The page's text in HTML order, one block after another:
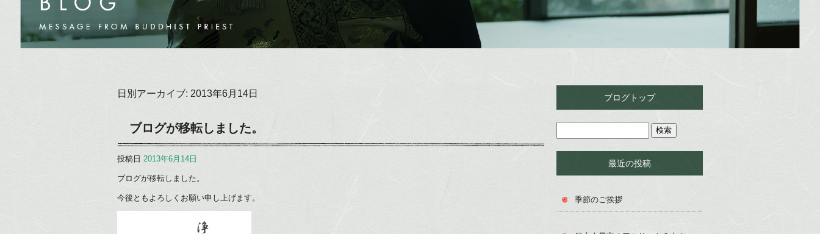
日別アーカイブ: 2013年6月14日
ブログが移転しました。
投稿日 2013年6月14日
ブログが移転しました。
今後ともよろしくお願い申し上げます。
ブログトップ
最近の投稿
季節のご挨拶